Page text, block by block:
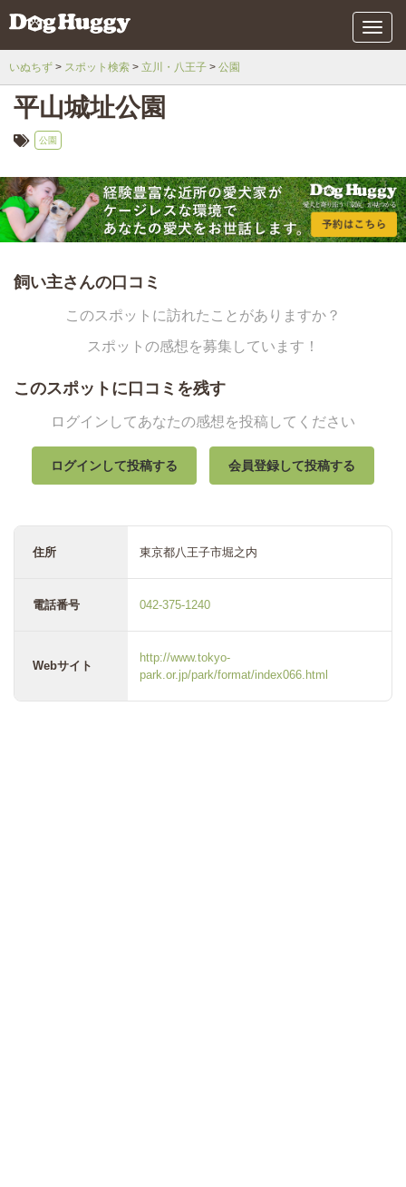
メ
ニ
いぬちず スポット検索 立川・八王子 公園
平山城址公園
公園
飼い主さんの口コミ
このスポットに訪れたことがありますか？
スポットの感想を募集しています！
このスポットに口コミを残す
ログインしてあなたの感想を投稿してください
ログインして投稿する 会員登録して投稿する
住所 東京都八王子市堀之内
電話番号 042-375-1240
Webサイト
http://www.tokyo-
park.or.jp/park/format/index066.html